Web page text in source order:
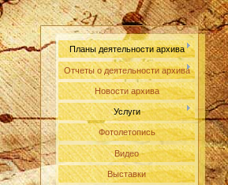
Планы деятельности архива
Отчеты о деятельности архива
Новости архива
Услуги
Фотолетопись
Видео
Выставки